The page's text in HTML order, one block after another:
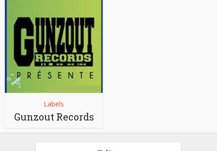
Labels
Gunzout Records